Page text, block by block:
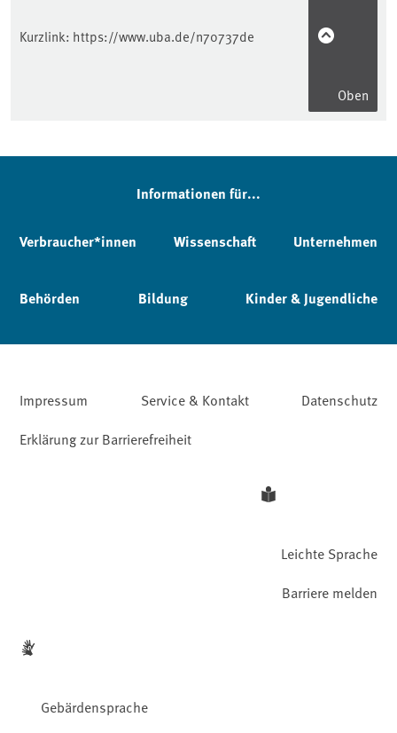
Kurzlink: https://www.uba.de/n70737de
Oben
Informationen für...
Verbraucher*innen Wissenschaft Unternehmen
Behörden Bildung Kinder & Jugendliche
Impressum Service & Kontakt
Datenschutz
Erklärung zur Barrierefreiheit
Leichte Sprache
Gebärdensprache
Barriere melden